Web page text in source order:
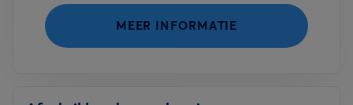
MEER INFORMATIE